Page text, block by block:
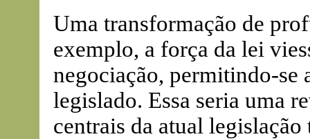
Uma transformação de
exemplo, a força da lei
negociação, permitindo-se
legislado. Essa seria uma
centrais da atual legislação